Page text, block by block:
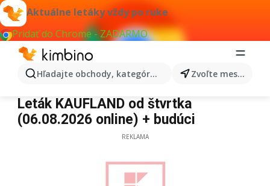
Aktuálne letáky vždy po ruke
Pridať do Chrome - ZADARMO
Hľadajte obchody, kategórie, produkty... Zvoľte mesto
Kaufland
Leták KAUFLAND od štvrtka
(06.08.2026 online) + budúci
REKLAMA